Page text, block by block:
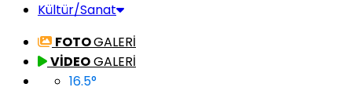
Kültür/Sanat
FOTOGALERİ
VİDEOGALERİ
16.5°